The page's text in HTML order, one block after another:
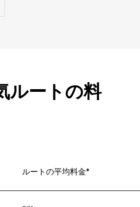
ルートの料
ルートの平均料金*